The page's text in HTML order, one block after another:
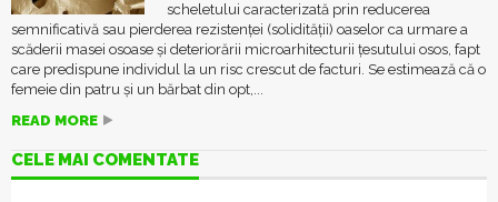
scheletului caracterizată prin reducerea
semnificativă sau pierderea rezistenței (solidității) oaselor ca urmare a
scăderii masei osoase și deteriorării microarhitecturii țesutului osos, fapt
care predispune individul la un risc crescut de facturi. Se estimează că o
femeie din patru și un bărbat din opt,...
READ MORE
CELE MAI COMENTATE